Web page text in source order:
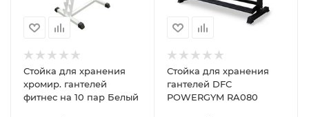
Стойка для хранения
хромир. гантелей
фитнес на 10 пар Белый
Стойка для хранения
гантелей DFC
POWERGYM RA080